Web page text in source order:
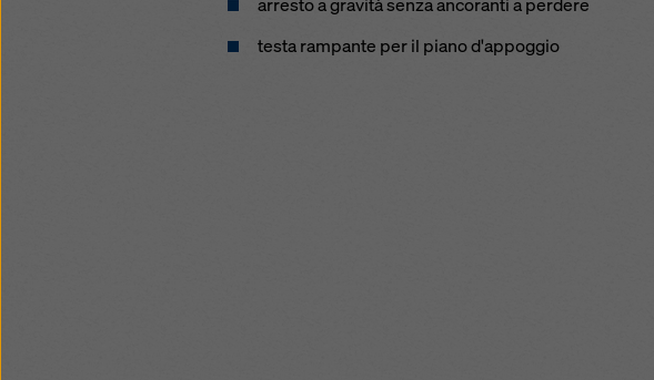
testa rampante per il piano d'appoggio